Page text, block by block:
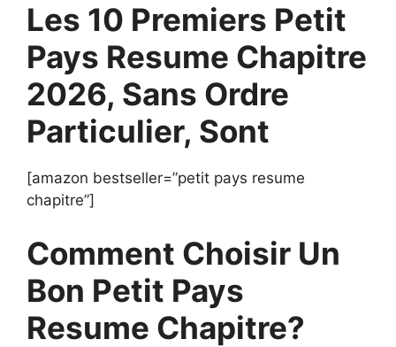
Les 10 Premiers Petit
Pays Resume Chapitre
2026, Sans Ordre
Particulier, Sont
[amazon bestseller=”petit pays resume
chapitre”]
Comment Choisir Un
Bon Petit Pays
Resume Chapitre?